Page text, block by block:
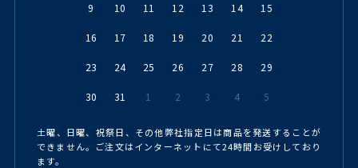
9 10 11 12 13 14 15
16 17 18 19 20 21 22
23 24 25 26 27 28 29
30 31 1 2 3 4 5
土曜、日曜、祝祭日、その他弊社指定日は商品を発送することが
できません。ご注文はインターネットにて24時間お受けしており
ます。